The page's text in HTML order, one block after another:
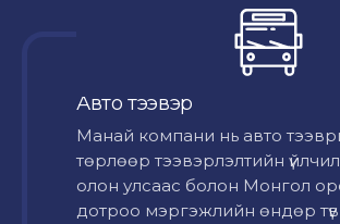
Авто тээвэр
Mанай компани нь авто
төрлөөр тээвэрлэлтийн
олон улсаас болон Монгол
дотроо мэргэжлийн өндөр